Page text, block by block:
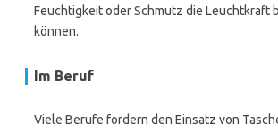
Feuchtigkeit oder Schmutz die Leuchtkraft
können.
Im Beruf
Viele Berufe fordern den Einsatz von